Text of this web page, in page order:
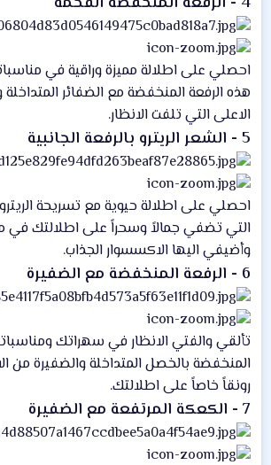
احصلي على اطلالة مميزة وراقية في
هذه الرفعة المنخفضة مع الضفائر
الاعلى التي تلفت الانظار.
5 - الشعر الريترو بالرفعة الجانبية
احصلي على اطلالة حيوية مع تسريحة الريترو
التي تضفي جمالاً وسحراً على اطلالتك في
وأضيفي اليها الاكسسوار الجذاب.
6 - الرفعة المنخفضة مع الضفيرة
تألقي والفتي الانظار في سهراتك
المنخفضة بالخصل المتداخلة والضفيرة من
رونقاً خاصاً على اطلالتك.
7 - الكعكة المرتفعة مع الضفيرة